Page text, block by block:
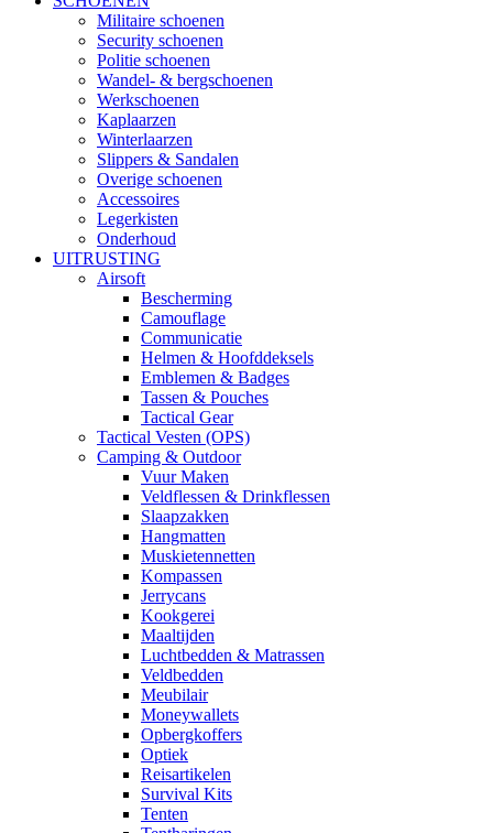
Militaire schoenen
Security schoenen
Politie schoenen
Wandel- & bergschoenen
Werkschoenen
Kaplaarzen
Winterlaarzen
Slippers & Sandalen
Overige schoenen
Accessoires
Legerkisten
Onderhoud
UITRUSTING
Airsoft
Bescherming
Camouflage
Communicatie
Helmen & Hoofddeksels
Emblemen & Badges
Tassen & Pouches
Tactical Gear
Tactical Vesten (OPS)
Camping & Outdoor
Vuur Maken
Veldflessen & Drinkflessen
Slaapzakken
Hangmatten
Muskietennetten
Kompassen
Jerrycans
Kookgerei
Maaltijden
Luchtbedden & Matrassen
Veldbedden
Meubilair
Moneywallets
Opbergkoffers
Optiek
Reisartikelen
Survival Kits
Tenten